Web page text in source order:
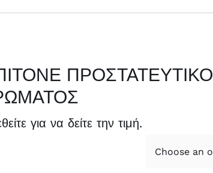
ΠΡΟΣΤΑΤΕΥΤΙΚΟ
για να δείτε την τιμή.